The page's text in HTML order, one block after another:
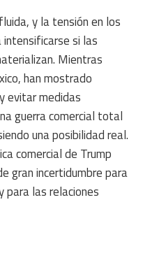
y la tensión en los
si las
Mientras
han mostrado
evitar medidas
guerra comercial total
una posibilidad real.
comercial de Trump
gran incertidumbre para
para las relaciones